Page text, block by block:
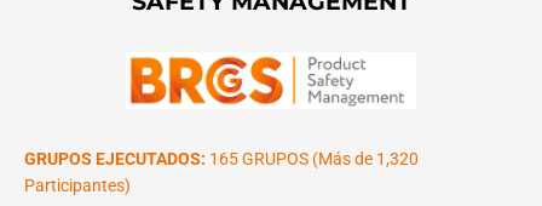
GRUPOS EJECUTADOS: 165 GRUPOS (Más de 1,320
Participantes)